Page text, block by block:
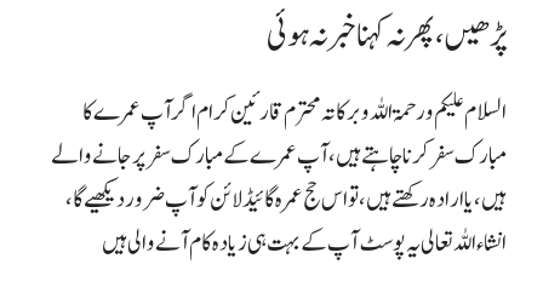
پڑھیں،پھر نہ کہنا خبر نہ ہوئی
السلام علیکم ورحمۃ اللہ و برکاتہ محترم قارئین کرام اگر آپ عمرے کا
مبارک سفر کرنا چاہتے ہیں، آپ عمرے کے مبارک سفر پر جانے والے
ہیں، یا ارادہ رکھتے ہیں، تو اس حج عمرہ گائیڈ لائن کو آپ ضرور دیکھیے گا،
انشاءاللہ تعالی یہ پوسٹ آپ کے بہت ہی زیادہ کام آنے والی ہیں